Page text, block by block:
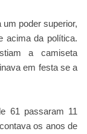
um poder superior,
acima da política.
a camiseta
em festa se a
61 passaram 11
os anos de